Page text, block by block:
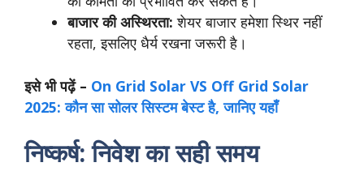
बाजार की अस्थिरता: शेयर बाजार हमेशा स्थिर नहीं
रहता, इसलिए धैर्य रखना जरूरी है।
इसे भी पढ़ें – On Grid Solar VS Off Grid Solar
2025: कौन सा सोलर सिस्टम बेस्ट है, जानिए यहाँ
निष्कर्ष: निवेश का सही समय